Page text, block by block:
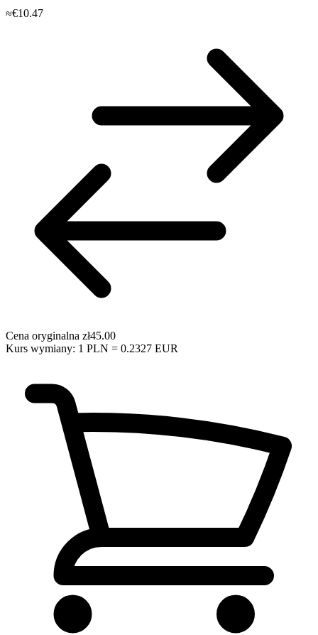
≈€10.47
Cena oryginalna zł45.00
Kurs wymiany: 1 PLN = 0.2327 EUR